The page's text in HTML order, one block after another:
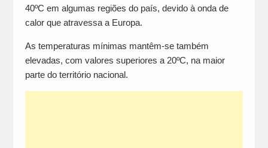
40ºC em algumas regiões do país, devido à onda de
calor que atravessa a Europa.
As temperaturas mínimas mantêm-se também
elevadas, com valores superiores a 20ºC, na maior
parte do território nacional.